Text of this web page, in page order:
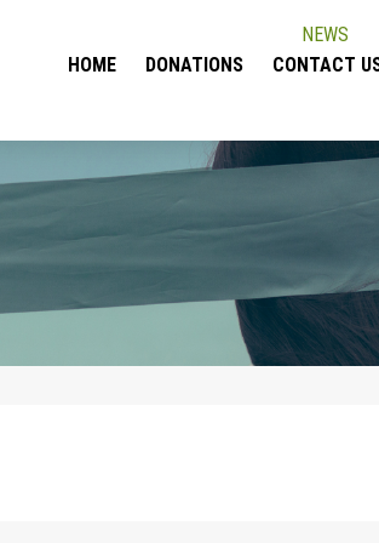
NEWS
HOME
DONATIONS CONTACT